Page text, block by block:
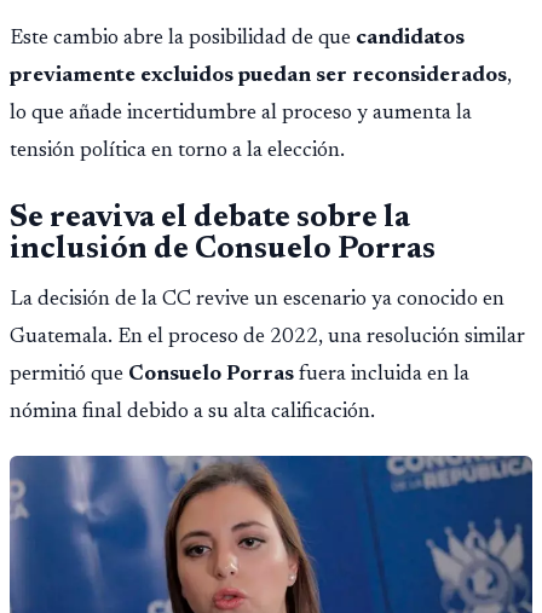
Este cambio abre la posibilidad de que candidatos
previamente excluidos puedan ser reconsiderados,
lo que añade incertidumbre al proceso y aumenta la
tensión política en torno a la elección.
Se reaviva el debate sobre la
inclusión de Consuelo Porras
La decisión de la CC revive un escenario ya conocido en
Guatemala. En el proceso de 2022, una resolución similar
permitió que Consuelo Porras fuera incluida en la
nómina final debido a su alta calificación.